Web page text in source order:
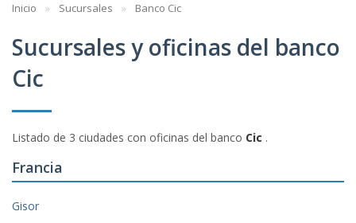
Inicio Sucursales Banco Cic
Sucursales y oficinas del banco
Cic
Listado de 3 ciudades con oficinas del banco Cic .
Francia
Gisor